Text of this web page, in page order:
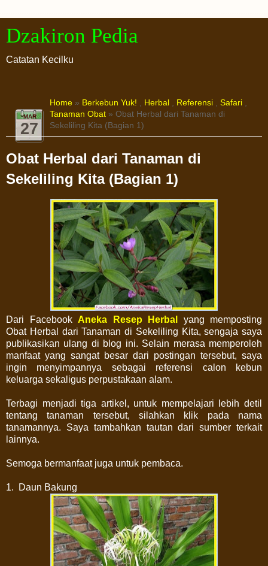
Dzakiron Pedia
Catatan Kecilku
MAR
27
Home » Berkebun Yuk! , Herbal , Referensi , Safari ,
Tanaman Obat » Obat Herbal dari Tanaman di
Sekeliling Kita (Bagian 1)
Obat Herbal dari Tanaman di
Sekeliling Kita (Bagian 1)
Dari Facebook Aneka Resep Herbal
yang memposting
Obat Herbal dari Tanaman di Sekeliling Kita, sengaja saya
publikasikan ulang di blog ini. Selain merasa memperoleh
manfaat yang sangat besar dari postingan tersebut, saya
ingin menyimpannya sebagai referensi calon kebun
keluarga sekaligus perpustakaan alam.
Terbagi menjadi tiga artikel, untuk mempelajari lebih detil
tentang tanaman tersebut, silahkan klik pada nama
tanamannya. Saya tambahkan tautan dari sumber terkait
lainnya.
Semoga bermanfaat juga untuk pembaca.
1. Daun Bakung